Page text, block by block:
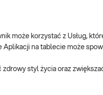
może korzystać z Usług,
na tablecie może
styl życia oraz